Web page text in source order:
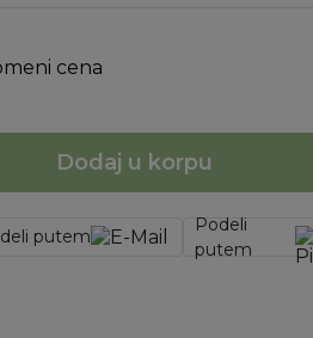
cena
Dodaj u korpu
putem
Podeli
putem